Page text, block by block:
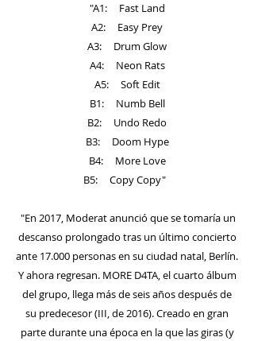
"A1: Fast Land
A2: Easy Prey
A3: Drum Glow
A4: Neon Rats
A5: Soft Edit
B1: Numb Bell
B2: Undo Redo
B3: Doom Hype
B4: More Love
B5: Copy Copy"
"En 2017, Moderat anunció que se tomaría un
descanso prolongado tras un último concierto
ante 17.000 personas en su ciudad natal, Berlín.
Y ahora regresan. MORE D4TA, el cuarto álbum
del grupo, llega más de seis años después de
su predecesor (III, de 2016). Creado en gran
parte durante una época en la que las giras (y